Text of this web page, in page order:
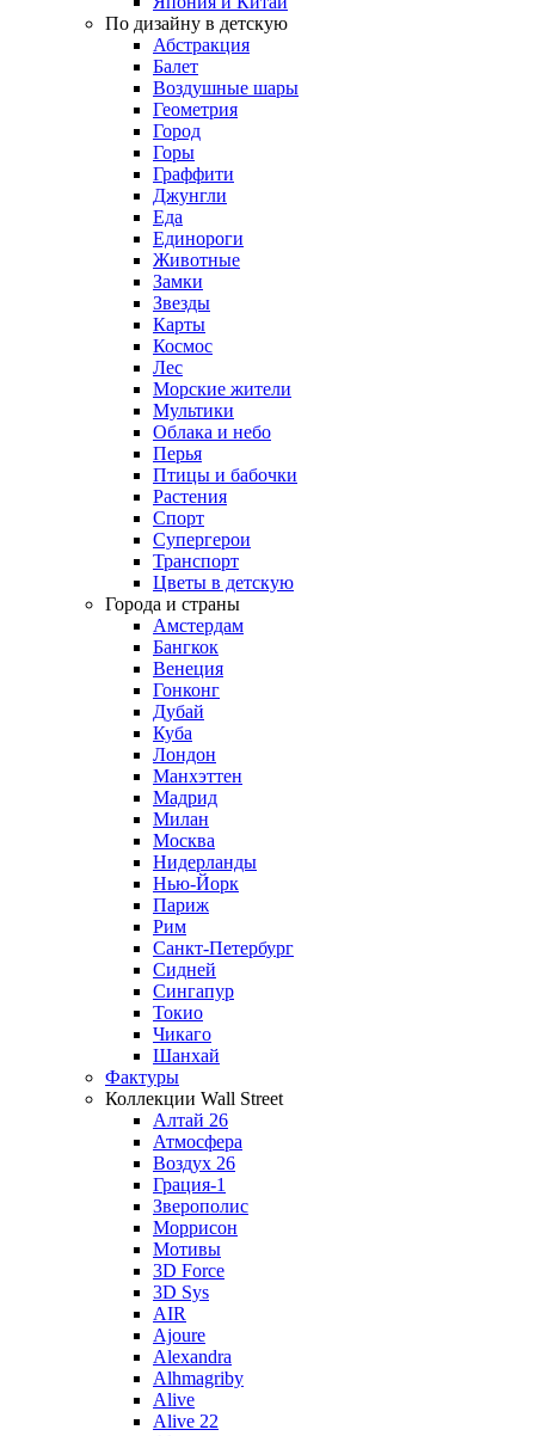
По дизайну в детскую
Абстракция
Балет
Воздушные шары
Геометрия
Город
Горы
Граффити
Джунгли
Еда
Единороги
Животные
Замки
Звезды
Карты
Космос
Лес
Морские жители
Мультики
Облака и небо
Перья
Птицы и бабочки
Растения
Спорт
Супергерои
Транспорт
Цветы в детскую
Города и страны
Амстердам
Бангкок
Венеция
Гонконг
Дубай
Куба
Лондон
Манхэттен
Мадрид
Милан
Москва
Нидерланды
Нью-Йорк
Париж
Рим
Санкт-Петербург
Сидней
Сингапур
Токио
Чикаго
Шанхай
Фактуры
Коллекции Wall Street
Алтай 26
Атмосфера
Воздух 26
Грация-1
Зверополис
Моррисон
Мотивы
3D Force
3D Sys
AIR
Ajoure
Alexandra
Alhmagriby
Alive
Alive 22